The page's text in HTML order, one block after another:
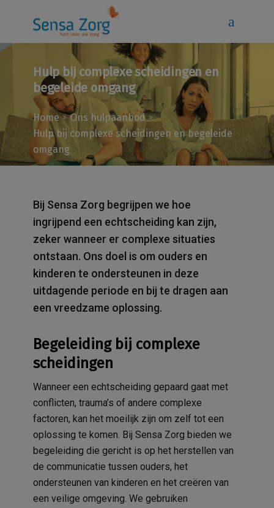
Hulp bij complexe scheidingen en
begeleide omgang
Home>Ons hulpaanbod>
Hulp bij complexe scheidingen en begeleide
omgang
Bij Sensa Zorg begrijpen we hoe
ingrijpend een echtscheiding kan zijn,
zeker wanneer er complexe situaties
ontstaan. Ons doel is om ouders en
kinderen te ondersteunen in deze
uitdagende periode en bij te dragen aan
een vreedzame oplossing.
Begeleiding bij complexe
scheidingen
Wanneer een echtscheiding gepaard gaat met
conflicten, trauma’s of andere complexe
factoren, kan het moeilijk zijn om zelf tot een
oplossing te komen. Bij Sensa Zorg bieden we
begeleiding die gericht is op het herstellen van
de communicatie tussen ouders, het
ondersteunen van kinderen en het creëren van
een veilige omgeving. We gebruiken